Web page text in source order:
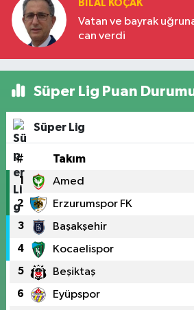
BILAL KOÇAK
Vatan ve bayrak
can verdi
Süper Lig Puan
Süper Lig
# Takım
1 Amed
2 Erzurumspor FK
3 Başakşehir
4 Kocaelispor
5 Beşiktaş
6 Eyüpspor